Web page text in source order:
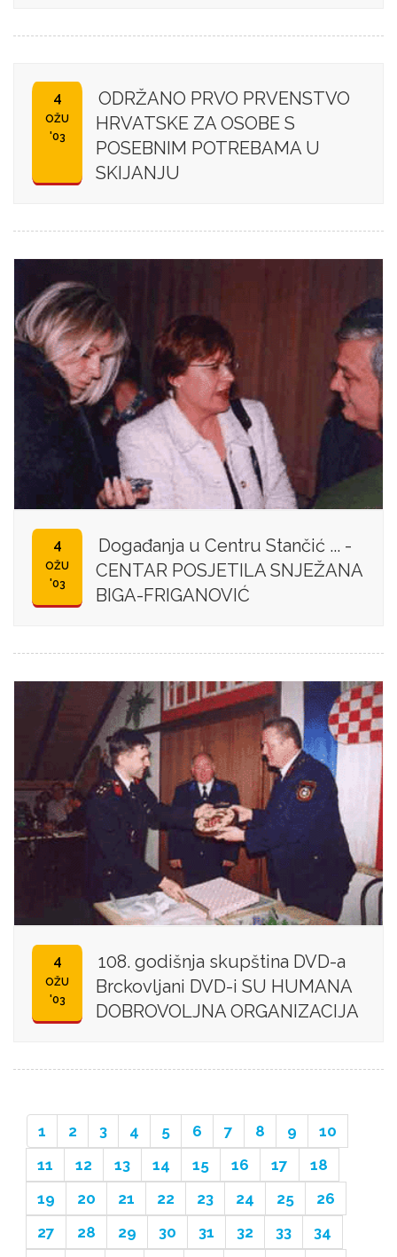
4
OŽU
'03
ODRŽANO PRVO PRVENSTVO
HRVATSKE ZA OSOBE S
POSEBNIM POTREBAMA U
SKIJANJU
4
OŽU
'03
Događanja u Centru Stančić ... -
CENTAR POSJETILA SNJEŽANA
BIGA-FRIGANOVIĆ
4
OŽU
'03
108. godišnja skupština DVD-a
Brckovljani DVD-i SU HUMANA
DOBROVOLJNA ORGANIZACIJA
1 2 3 4 5 6 7 8 9
10
11
12 13 14 15 16 17
18
19
20 21 22 23 24 25
26
27
28 29 30 31 32 33
34